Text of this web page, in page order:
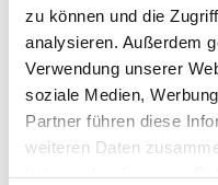
zu können und die
analysieren. Außerdem
Verwendung unserer
soziale Medien,
Partner führen diese
weiteren Daten
Verleihung des
Zertifikatsverleihung
Neuwahl des Vorstands
forum oö geschichte:
Wozu